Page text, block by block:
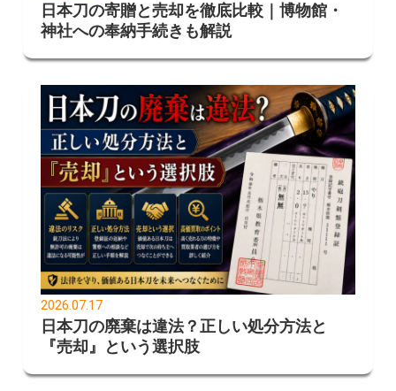
日本刀の寄贈と売却を徹底比較｜博物館・
神社への奉納手続きも解説
2026.07.17
日本刀の廃棄は違法？正しい処分方法と
『売却』という選択肢